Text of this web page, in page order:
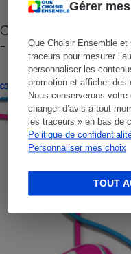
Gérer
Que Choisir Ensemble
traceurs pour mesurer
personnaliser les
promotion et afficher
Nous conserverons
changer d’avis à tout
les traceurs » en bas de
Politique de
Personnaliser mes choix
TOUT
Cafetière à capsules
- Premières
CONSEILS